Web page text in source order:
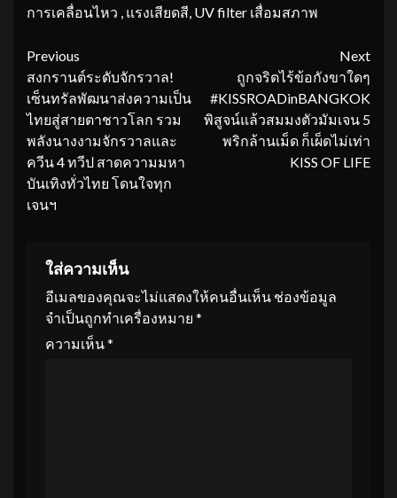
การเคลื่อนไหว , แรงเสียดสี, UV filter เสื่อมสภาพ
Continue
Reading
Previous
สงกรานต์ระดับจักรวาล!
เซ็นทรัลพัฒนาส่งความเป็น
ไทยสู่สายตาชาวโลก รวม
พลังนางงามจักรวาลและ
ควีน 4 ทวีป สาดความมหา
บันเทิงทั่วไทย โดนใจทุก
เจนฯ
Next
ถูกจริตไร้ข้อกังขาใดๆ
#KISSROADinBANGKOK
พิสูจน์แล้วสมมงตัวมัมเจน 5
พริกล้านเม็ด ก็เผ็ดไม่เท่า
KISS OF LIFE
ใส่ความเห็น
อีเมลของคุณจะไม่แสดงให้คนอื่นเห็น ช่องข้อมูล
จำเป็นถูกทำเครื่องหมาย *
ความเห็น*